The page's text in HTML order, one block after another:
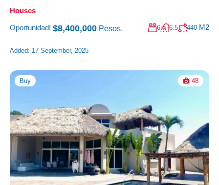
Houses
Oportunidad! $8,400,000 Pesos. 6 6.5 440 M2
Added: 17 September, 2025
Buy 48